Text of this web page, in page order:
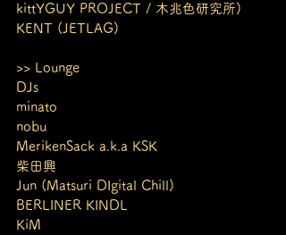
kittYGUY PROJECT / 木兆色研究所)
KENT (JETLAG)
>> Lounge
DJs
minato
nobu
MerikenSack a.k.a KSK
柴田興
Jun (Matsuri DIgital Chill)
BERLINER KINDL
KiM